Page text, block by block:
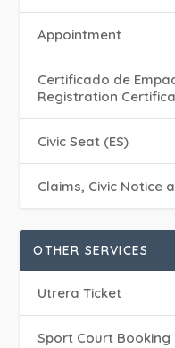
Appointment
Certificado de
Registration
Civic Seat (ES)
Claims, Civic Notice
OTHER SERVICES
Utrera Ticket
Sport Court Booking